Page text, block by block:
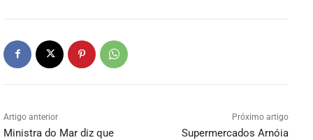
Artigo anterior
Ministra do Mar diz que
Próximo artigo
Supermercados Arnóia